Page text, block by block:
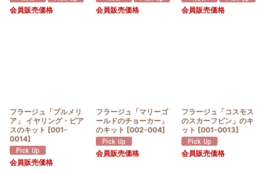
会員販売価格 会員販売価格 会員販売価格
フラージュ「プルメリ
ア」 イヤリング・ピア
スのキット [001-
0014]
会員販売価格
フラージュ「マリーゴ
ールドのチョーカー」
のキット [002-004]
会員販売価格
フラージュ「コスモス
のスカーフピン」のキ
ット [001-0013]
会員販売価格